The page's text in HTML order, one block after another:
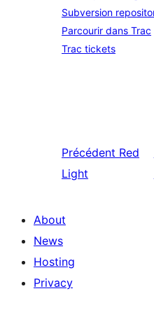
Subversion
Parcourir dans Trac
Trac tickets
Précédent Red
Light
About
News
Hosting
Privacy